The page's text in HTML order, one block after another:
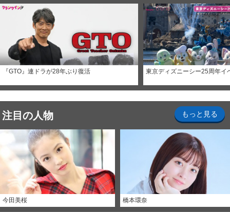
『GTO』連ドラが28年ぶり復活 東京ディズニーシー25周年イ
注目の人物 もっと見る
今田美桜 橋本環奈